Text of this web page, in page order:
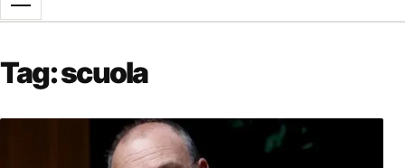
Apri il menu
Tag:scuola